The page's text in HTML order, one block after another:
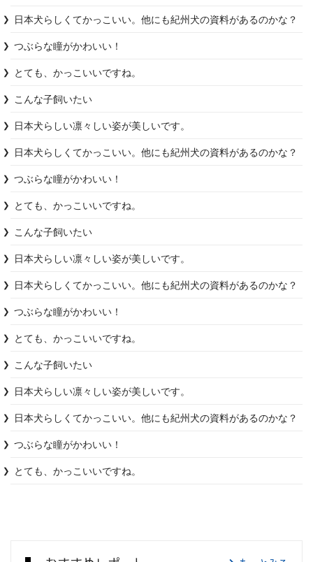
日本犬らしくてかっこいい。他にも紀州犬の資料があるのかな？
つぶらな瞳がかわいい！
こんな子飼いたい
日本犬らしい凛々しい姿が美しいです。
日本犬らしくてかっこいい。他にも紀州犬の資料があるのかな？
つぶらな瞳がかわいい！
こんな子飼いたい
日本犬らしい凛々しい姿が美しいです。
日本犬らしくてかっこいい。他にも紀州犬の資料があるのかな？
つぶらな瞳がかわいい！
こんな子飼いたい
日本犬らしい凛々しい姿が美しいです。
日本犬らしくてかっこいい。他にも紀州犬の資料があるのかな？
つぶらな瞳がかわいい！